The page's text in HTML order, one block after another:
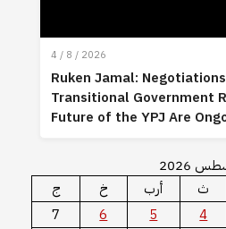
4 / 8 / 2026
Ruken Jamal:
Transitional Government
Future of the YPJ Are
2026
ث أرب خ
ج
4
5
6
7